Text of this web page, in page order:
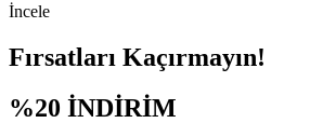
İncele
Fırsatları Kaçırmayın!
%20 İNDİRİM